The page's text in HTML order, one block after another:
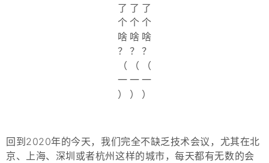
回到2020年的今天，我们完全不缺乏技术会议，尤其在北
京、上海、深圳或者杭州这样的城市，每天都有无数的会